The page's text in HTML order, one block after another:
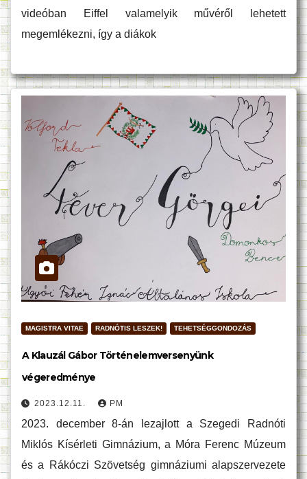
videóban Eiffel valamelyik művéről lehetett
megemlékezni, így a diákok
MAGISTRA VITAE RADNÓTIS LESZEK! TEHETSÉGGONDOZÁS
A Klauzál Gábor Történelemversenyünk
végeredménye
2023.12.11. PM
2023. december 8-án lezajlott a Szegedi Radnóti
Miklós Kísérleti Gimnázium, a Móra Ferenc Múzeum
és a Rákóczi Szövetség gimnáziumi alapszervezete